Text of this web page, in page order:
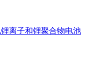
离子和锂聚合物电池